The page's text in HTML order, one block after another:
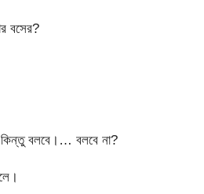
বসের?
বলবে।… বলবে না?